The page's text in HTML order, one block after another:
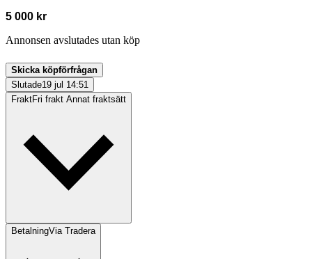
5 000 kr
Annonsen avslutades utan köp
Skicka köpförfrågan
Slutade19 jul 14:51
FraktFri frakt Annat fraktsätt
BetalningVia Tradera